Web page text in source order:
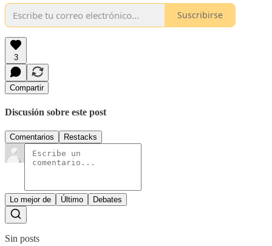
Suscribirse
3
Compartir
Discusión sobre este post
Comentarios Restacks
Lo mejor de Último Debates
Sin posts